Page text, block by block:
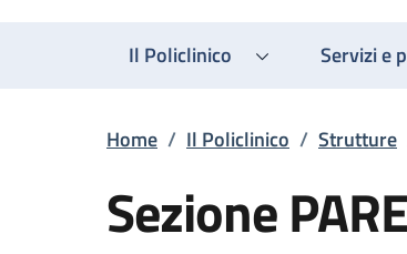
Il Policlinico Servizi e
Briciole di pane
Home / Il Policlinico / Strutture
Sezione PARE